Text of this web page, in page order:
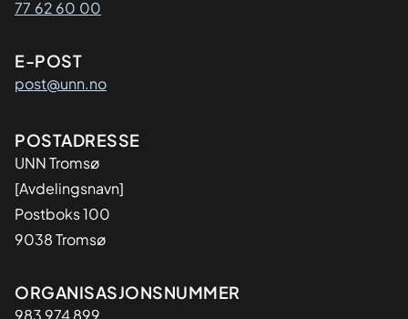
77 62 60 00
E-POST
post@unn.no
Adresse
POSTADRESSE
UNN Tromsø
[Avdelingsnavn]
Postboks 100
9038 Tromsø
Organisasjon
ORGANISASJONSNUMMER
983 974 899